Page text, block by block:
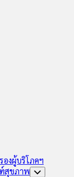
งผู้บริโภคฯ
สุขภาพ Toggle